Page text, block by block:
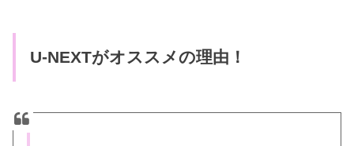
U-NEXTがオススメの理由！